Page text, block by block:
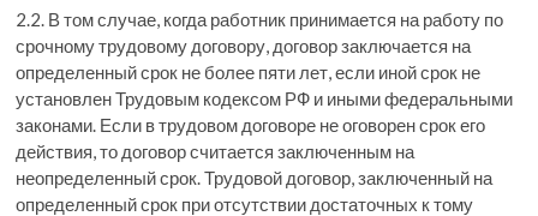
2.2. В том случае, когда работник принимается на работу по
срочному трудовому договору, договор заключается на
определенный срок не более пяти лет, если иной срок не
установлен Трудовым кодексом РФ и иными федеральными
законами. Если в трудовом договоре не оговорен срок его
действия, то договор считается заключенным на
неопределенный срок. Трудовой договор, заключенный на
определенный срок при отсутствии достаточных к тому